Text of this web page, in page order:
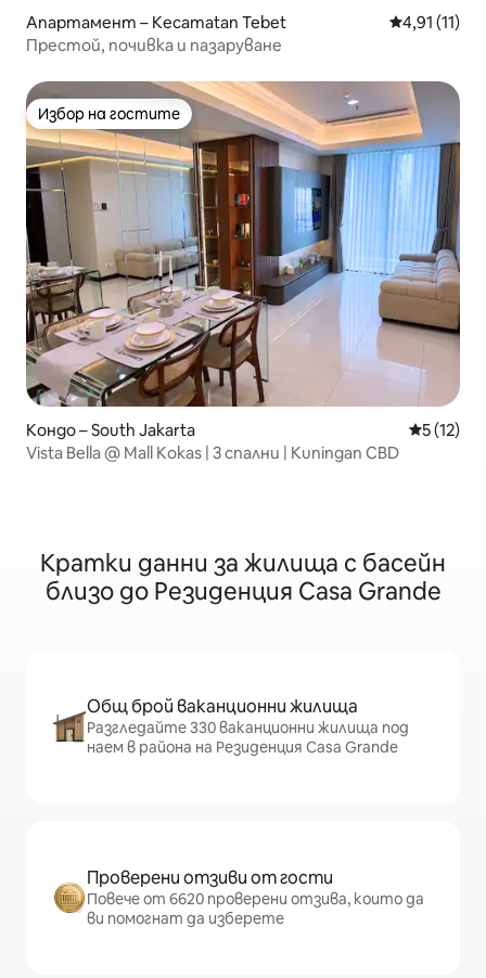
Апартамент – Kecamatan Tebet Средна
4,91 (11)
Престой, почивка и пазаруване
Избор на гостите
Избор на гостите
Кондо – South Jakarta Средна
5 (12)
Vista Bella @ Mall Kokas | 3 спални | Kuningan CBD
Кратки данни за жилища с басейн
близо до Резиденция Casa Grande
Общ брой ваканционни жилища
Разгледайте 330 ваканционни жилища под
наем в района на Резиденция Casa Grande
Проверени отзиви от гости
Повече от 6620 проверени отзива, които да
ви помогнат да изберете